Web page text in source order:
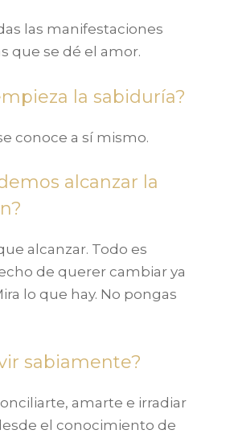
las manifestaciones
que se dé el amor.
la sabiduría?
conoce a sí mismo.
alcanzar la
alcanzar. Todo es
de querer cambiar ya
lo que hay. No pongas
sabiamente?
amarte e irradiar
el conocimiento de